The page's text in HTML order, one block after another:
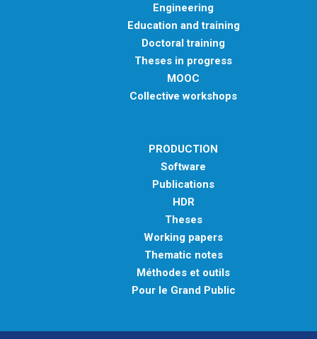
Engineering
Education and training
Doctoral training
Theses in progress
MOOC
Collective workshops
PRODUCTION
Software
Publications
HDR
Theses
Working papers
Thematic notes
Méthodes et outils
Pour le Grand Public